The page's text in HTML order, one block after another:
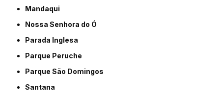
Mandaqui
Nossa Senhora do Ó
Parada Inglesa
Parque Peruche
Parque São Domingos
Santana